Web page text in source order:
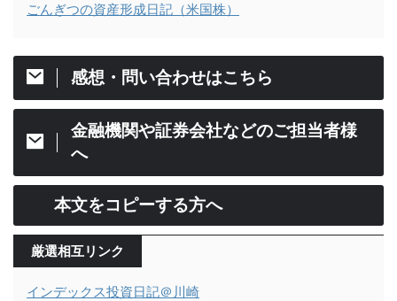
ごんぎつの資産形成日記（米国株）
感想・問い合わせはこちら
金融機関や証券会社などのご担当者様
へ
本文をコピーする方へ
厳選相互リンク
インデックス投資日記＠川崎